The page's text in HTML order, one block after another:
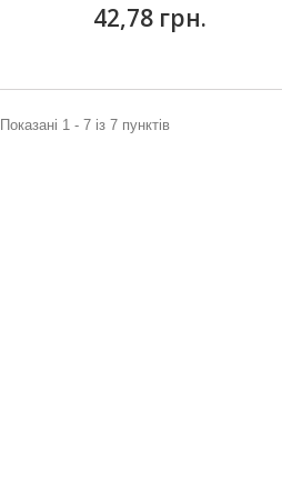
42,78 грн.
Показані 1 - 7 із 7 пунктів